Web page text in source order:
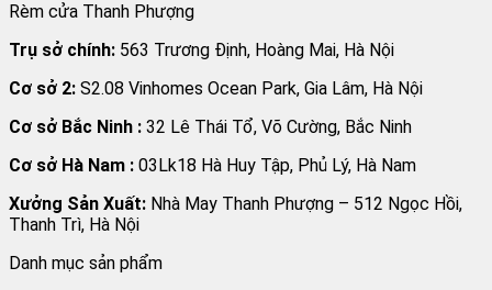
Rèm cửa Thanh Phượng
Trụ sở chính: 563 Trương Định, Hoàng Mai, Hà Nội
Cơ sở 2: S2.08 Vinhomes Ocean Park, Gia Lâm, Hà Nội
Cơ sở Bắc Ninh : 32 Lê Thái Tổ, Võ Cường, Bắc Ninh
Cơ sở Hà Nam : 03Lk18 Hà Huy Tập, Phủ Lý, Hà Nam
Xưởng Sản Xuất: Nhà May Thanh Phượng – 512 Ngọc Hồi,
Thanh Trì, Hà Nội
Danh mục sản phẩm